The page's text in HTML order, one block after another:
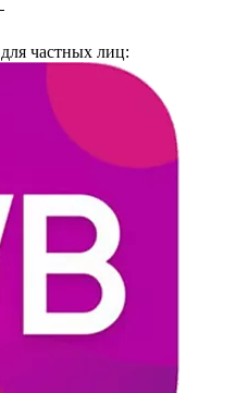
частных лиц: